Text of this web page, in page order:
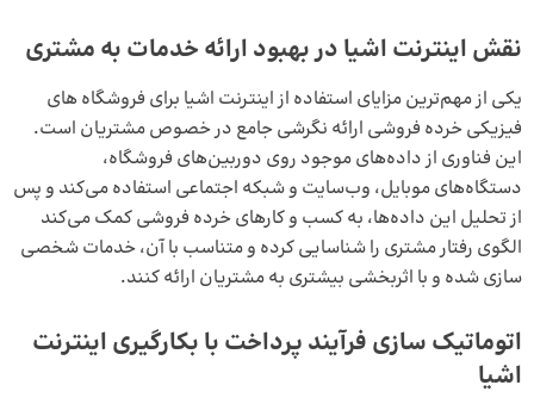
نقش اینترنت اشیا در بهبود ارائه خدمات به مشتری
یکی از مهم‌ترین مزایای استفاده از اینترنت اشیا برای فروشگاه های
فیزیکی خرده فروشی ارائه نگرشی جامع در خصوص مشتریان است.
این فناوری از داده‌های موجود روی دوربین‌های فروشگاه،
دستگاه‌های موبایل، وب‌سایت و شبکه اجتماعی استفاده می‌کند و پس
از تحلیل این داده‌ها، به کسب و کار‌های خرده فروشی کمک می‌کند
الگوی رفتار مشتری را شناسایی کرده و متناسب با آن، خدمات شخصی
سازی شده و با اثربخشی بیشتری به مشتریان ارائه کنند.
اتوماتیک سازی فرآیند پرداخت با بکارگیری اینترنت
اشیا